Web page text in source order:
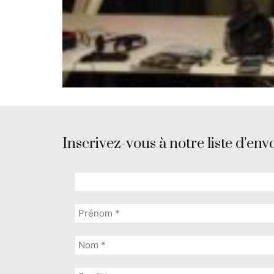
Inscrivez-vous à notre liste